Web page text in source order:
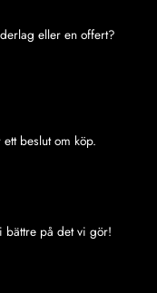
eller en offert?
beslut om köp.
bättre på det vi gör!